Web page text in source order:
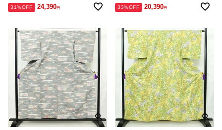
31%OFF 24,390 33%OFF 20,390